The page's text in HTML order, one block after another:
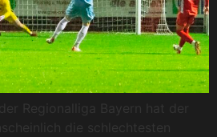
Regionalliga Bayern hat der
die schlechtesten